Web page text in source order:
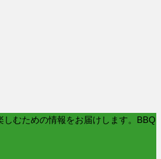
むための情報をお届けします。BBQ